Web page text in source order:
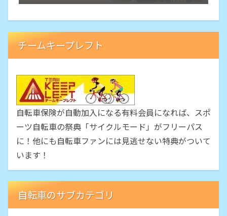
チームキープレフト
自転車保険が自動加入になる有料会員になれば、スポ
ーツ自転車の祭典「サイクルモード」がフリーパス
に！他にも自転車ファンには見逃せない特典がついて
います！
自転車のサブカテゴリ